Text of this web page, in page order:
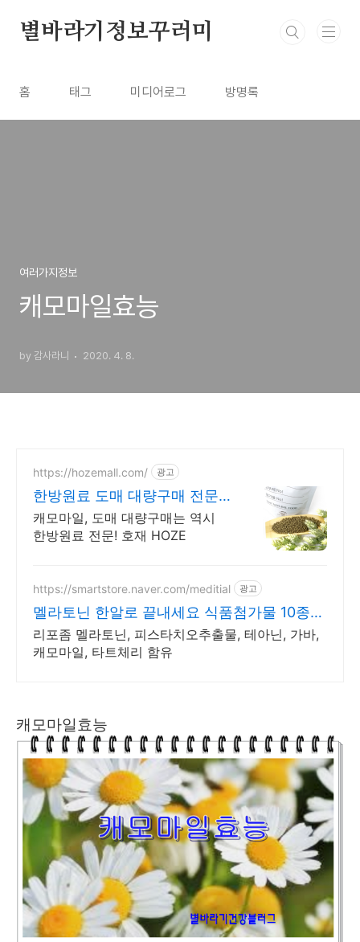
별바라기정보꾸러미
홈 태그 미디어로그 방명록
여러가지정보
캐모마일효능
by 감사라니 2020. 4. 8.
https://hozemall.com/ 광고
한방원료 도매 대량구매 전문
대량으로만 구매 가능
캐모마일, 도매 대량구매는 역시
한방원료 전문! 호재 HOZE
https://smartstore.naver.com/meditial 광고
멜라토닌 한알로 끝내세요 식품첨가물 10종
무첨가
리포좀 멜라토닌, 피스타치오추출물, 테아닌, 가바,
캐모마일, 타트체리 함유
캐모마일효능